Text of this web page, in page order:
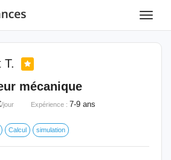
Toggle
T.
mécanique
/jour Expérience : 7-9 ans
Calcul simulation